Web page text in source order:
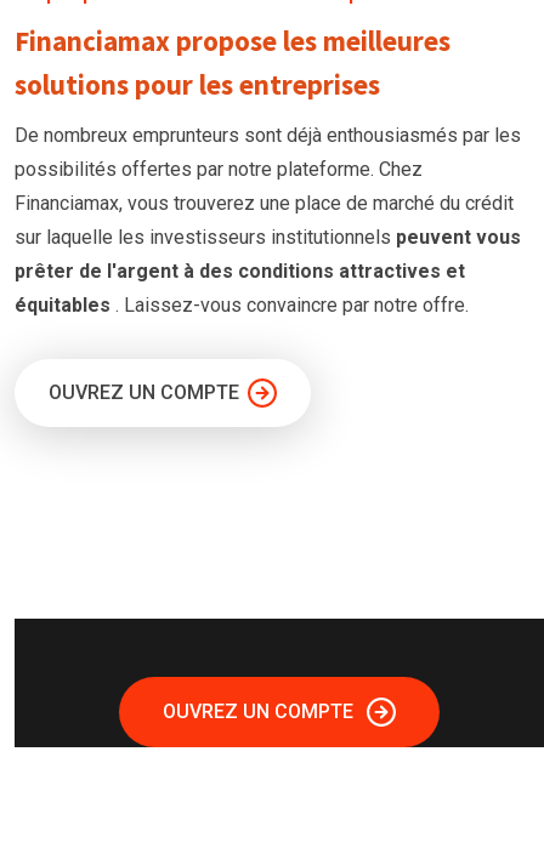
Financiamax propose les meilleures
solutions pour les entreprises
De nombreux emprunteurs sont déjà enthousiasmés par les
possibilités offertes par notre plateforme. Chez
Financiamax, vous trouverez une place de marché du crédit
sur laquelle les investisseurs institutionnels peuvent vous
prêter de l'argent à des conditions attractives et
équitables . Laissez-vous convaincre par notre offre.
OUVREZ UN COMPTE
OUVREZ UN COMPTE